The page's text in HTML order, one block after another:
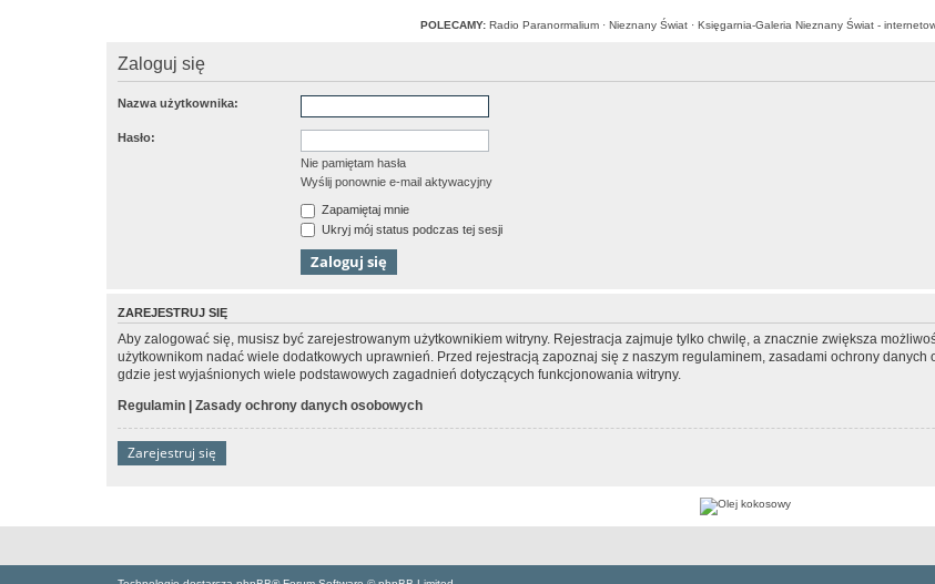
POLECAMY: Radio Paranormalium· Nieznany Świat· Księgarnia-Galeria Nieznany Świat -
Zaloguj się
Nazwa użytkownika:
Hasło:
Nie pamiętam hasła
Wyślij ponownie e-mail aktywacyjny
Zapamiętaj mnie
Ukryj mój status podczas tej sesji
ZAREJESTRUJ SIĘ
Aby zalogować się, musisz być zarejestrowanym użytkownikiem witryny. Rejestracja zajmuje tylko chwilę, a znacznie zwiększa
użytkownikom nadać wiele dodatkowych uprawnień. Przed rejestracją zapoznaj się z naszym regulaminem, zasadami ochrony
gdzie jest wyjaśnionych wiele podstawowych zagadnień dotyczących funkcjonowania witryny.
Regulamin | Zasady ochrony danych osobowych
Zarejestruj się